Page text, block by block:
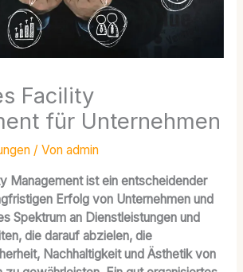
Facility
für Unternehmen
/ Von admin
Management ist ein entscheidender
Erfolg von Unternehmen und
Spektrum an Dienstleistungen und
die darauf abzielen, die
Nachhaltigkeit und Ästhetik von